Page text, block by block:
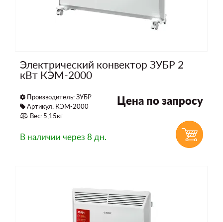
Электрический конвектор ЗУБР 2
кВт КЭМ-2000
Производитель:ЗУБР
Артикул: КЭМ-2000
Вес: 5,15кг
Цена по запросу
В наличии через 8 дн.